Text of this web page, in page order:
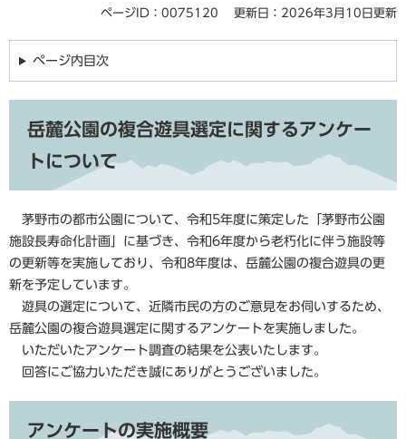
ページID：0075120 更新日：2026年3月10日更新
ページ内目次
岳麓公園の複合遊具選定に関するアンケー
トについて
茅野市の都市公園について、令和5年度に策定した「茅野市公園
施設長寿命化計画」に基づき、令和6年度から老朽化に伴う施設等
の更新等を実施しており、令和8年度は、岳麓公園の複合遊具の更
新を予定しています。
遊具の選定について、近隣市民の方のご意見をお伺いするため、
岳麓公園の複合遊具選定に関するアンケートを実施しました。
いただいたアンケート調査の結果を公表いたします。
回答にご協力いただき誠にありがとうございました。
アンケートの実施概要